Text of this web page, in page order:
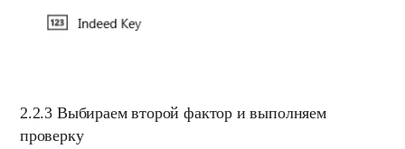
2.2.3 Выбираем второй фактор и выполняем
проверку